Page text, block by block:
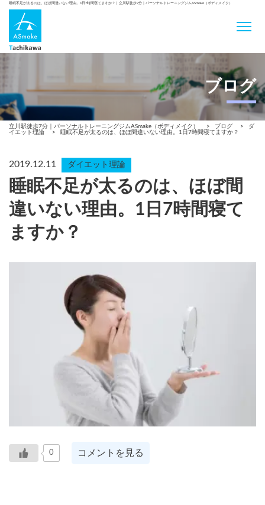
睡眠不足が太るのは、ほぼ間違いない理由。1日7時間寝てますか？ | 立川駅徒歩7分｜パーソナルトレーニングジムASmake（ボディメイク）
ブログ
立川駅徒歩7分｜パーソナルトレーニングジムASmake（ボディメイク） > ブログ >
ダ
イエット理論
> 睡眠不足が太るのは、ほぼ間違いない理由。1日7時間寝てますか？
2019.12.11 ダイエット理論
睡眠不足が太るのは、ほぼ間
違いない理由。1日7時間寝て
ますか？
0 コメントを見る